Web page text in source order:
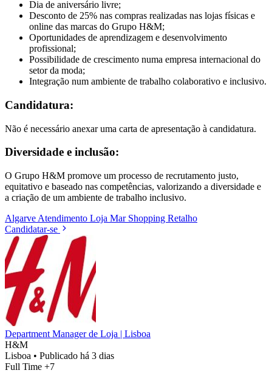
Dia de aniversário livre;
Desconto de 25% nas compras realizadas nas lojas físicas e
online das marcas do Grupo H&M;
Oportunidades de aprendizagem e desenvolvimento
profissional;
Possibilidade de crescimento numa empresa internacional do
setor da moda;
Integração num ambiente de trabalho colaborativo e inclusivo.
Candidatura:
Não é necessário anexar uma carta de apresentação à candidatura.
Diversidade e inclusão:
O Grupo H&M promove um processo de recrutamento justo,
equitativo e baseado nas competências, valorizando a diversidade e
a criação de um ambiente de trabalho inclusivo.
Algarve Atendimento Loja Mar Shopping Retalho
Candidatar-se
Department Manager de Loja | Lisboa
H&M
Lisboa • Publicado há 3 dias
Full Time +7